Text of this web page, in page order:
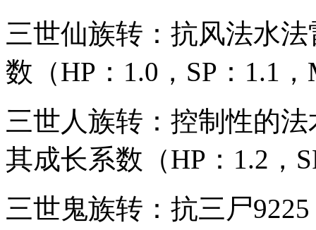
三世仙族转：抗风法水
数（HP：1.0，SP：1.1
三世人族转：控制性的
其成长系数（HP：1.2，
三世鬼族转：抗三尸